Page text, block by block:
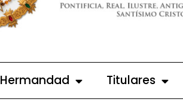
Hermandad Titulares